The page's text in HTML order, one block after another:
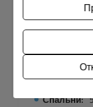
Тип:
Спальни: